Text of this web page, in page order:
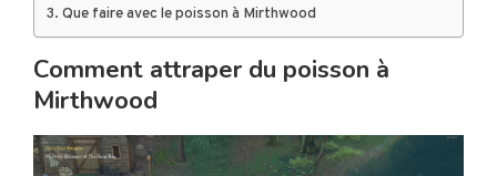
Que faire avec le poisson à Mirthwood
Comment attraper du poisson à
Mirthwood